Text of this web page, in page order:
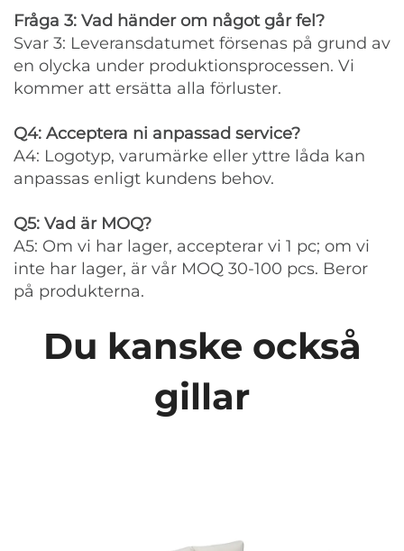
Fråga 3: Vad händer om något går fel?
Svar 3: Leveransdatumet försenas på grund av
en olycka under produktionsprocessen. Vi
kommer att ersätta alla förluster.
Q4: Acceptera ni anpassad service?
A4: Logotyp, varumärke eller yttre låda kan
anpassas enligt kundens behov.
Q5: Vad är MOQ?
A5: Om vi har lager, accepterar vi 1 pc; om vi
inte har lager, är vår MOQ 30-100 pcs. Beror
på produkterna.
Du kanske också
gillar